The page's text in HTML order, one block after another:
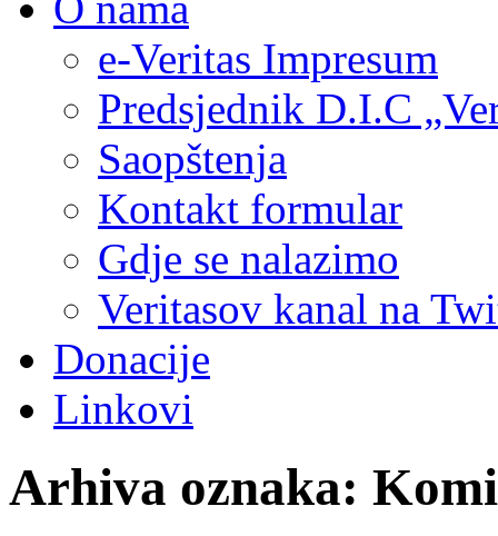
e-Veritas Impresum
Predsjednik D.I.C
Saopštenja
Kontakt formular
Gdje se nalazimo
Veritasov kanal na
Donacije
Linkovi
Arhiva oznaka: